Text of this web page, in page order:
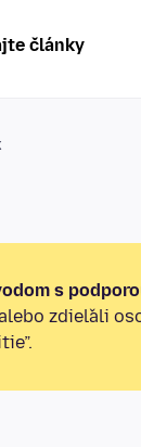
články
s
zdieľali